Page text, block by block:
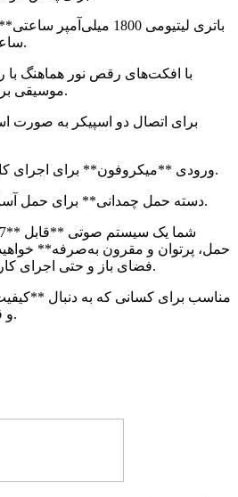
ساعت بدون نیاز به شارژ مجدد.
موسیقی برای جذاب‌تر شدن مهمانی‌ها.
* ورودی **میکروفون** برای اجرای کارائوکه و سرگرمی بیشتر.
* **دسته حمل چمدانی** برای حمل آسان در سفر یا مهمانی‌ها.
حمل، پرتوان و مقرون به‌صرفه**
فضای باز و حتی اجرای کارائوکه گزینه‌ای ایده‌آل است.
و قابلیت حمل آسان** هستند.